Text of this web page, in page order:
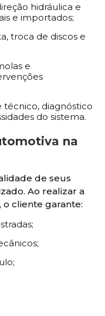
e importados;
do sistema.
na
de seus
Ao realizar a
o cliente garante: